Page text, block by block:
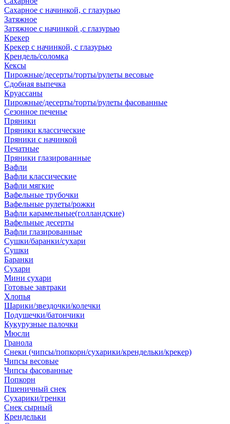
Сахарное с начинкой, с глазурью
Затяжное
Затяжное с начинкой ,с глазурью
Крекер
Крекер с начинкой, с глазурью
Крендель/соломка
Кексы
Пирожные/десерты/торты/рулеты весовые
Сдобная выпечка
Круассаны
Пирожные/десерты/торты/рулеты фасованные
Сезонное печенье
Пряники
Пряники классические
Пряники с начинкой
Печатные
Пряники глазированные
Вафли
Вафли классические
Вафли мягкие
Вафельные трубочки
Вафельные рулеты/рожки
Вафли карамельные(голландские)
Вафельные десерты
Вафли глазированные
Сушки/баранки/сухари
Сушки
Баранки
Сухари
Мини сухари
Готовые завтраки
Хлопья
Шарики/звездочки/колечки
Подушечки/батончики
Кукурузные палочки
Мюсли
Гранола
Снеки (чипсы/попкорн/сухарики/крендельки/крекер)
Чипсы весовые
Чипсы фасованные
Попкорн
Пшеничный снек
Сухарики/гренки
Снек сырный
Крендельки